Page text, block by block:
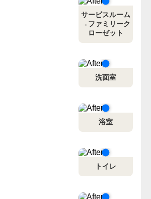
サービスルーム
→ファミリーク
ローゼット
洗面室
浴室
トイレ